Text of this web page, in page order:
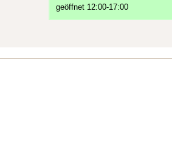
geöffnet 12:00-17:00